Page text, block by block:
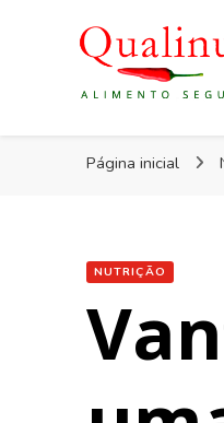
Página inicial
NUTRIÇÃO